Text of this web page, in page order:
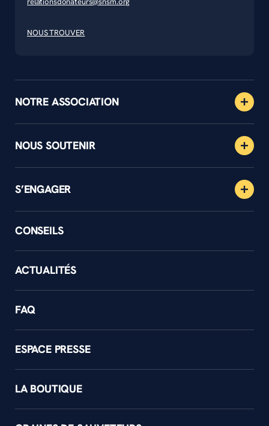
NOUS TROUVER
NOTRE ASSOCIATION
NOUS SOUTENIR
S’ENGAGER
CONSEILS
ACTUALITÉS
FAQ
ESPACE PRESSE
LA BOUTIQUE